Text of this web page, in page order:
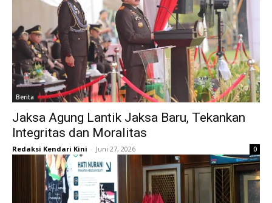
Berita
Jaksa Agung Lantik Jaksa Baru, Tekankan
Integritas dan Moralitas
Redaksi Kendari Kini - Juni 27, 2026 0